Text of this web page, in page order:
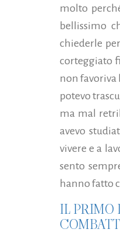
molto
bellis­simo
chiederle
corteggiato
non favoriva
potevo
ma mal
avevo
vivere e a
sento
hanno fatto
IL PRIMO